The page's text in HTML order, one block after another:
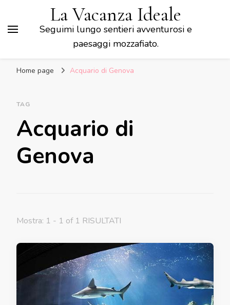
La Vacanza Ideale
Seguimi lungo sentieri avventurosi e
paesaggi mozzafiato.
Home page Acquario di Genova
TAG
Acquario di
Genova
Mostra: 1 - 1 of 1 RISULTATI